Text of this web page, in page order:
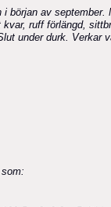
början av
ruff förlängd,
under durk. Verkar